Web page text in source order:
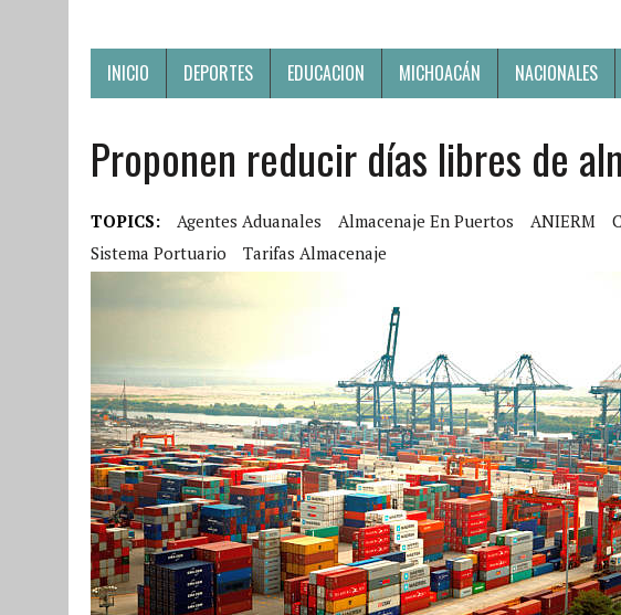
INICIO DEPORTES EDUCACION MICHOACÁN NACIONALES
Proponen reducir días libres de
TOPICS: Agentes Aduanales Almacenaje En Puertos ANIERM
Sistema Portuario
Tarifas Almacenaje